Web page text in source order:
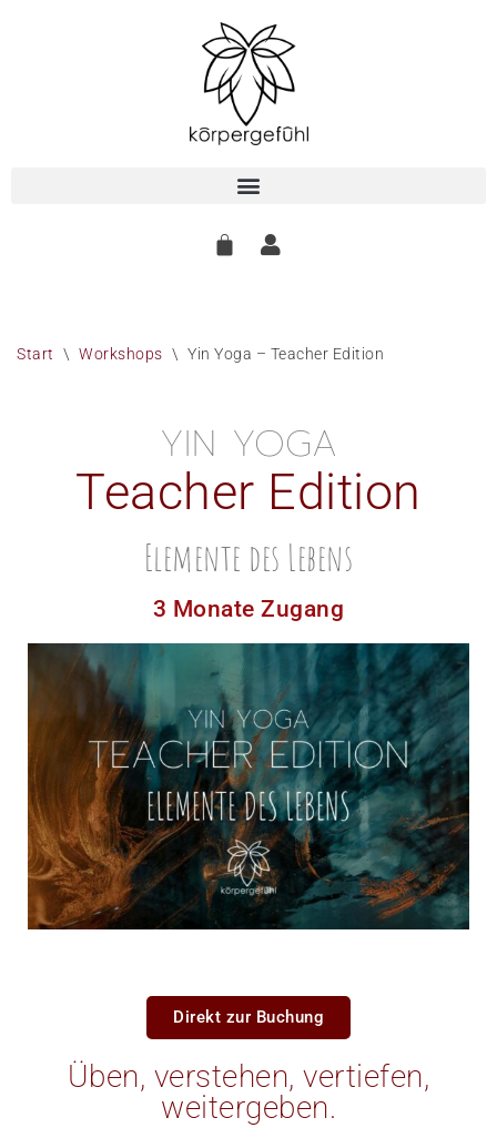
Start \ Workshops \ Yin Yoga – Teacher Edition
YIN YOGA
Teacher Edition
Elemente des Lebens
3 Monate Zugang
Direkt zur Buchung
Üben, verstehen, vertiefen,
weitergeben.